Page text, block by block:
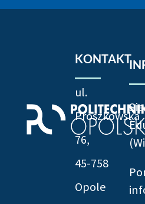
KONTAKT
ul.
Prószkowska
76,
45-758
Opole